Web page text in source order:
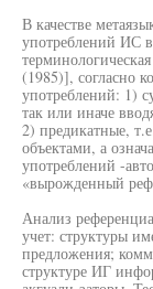
В качестве
употреблений ИС в
(1985)], согласно
употреблений: 1)
так или иначе
2) предикатные,
объектами, а
употреблений -
«вырожденный
Анализ
учет: структуры
предложения;
структуре ИГ